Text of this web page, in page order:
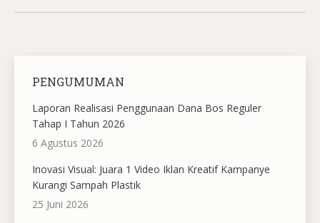
PENGUMUMAN
Laporan Realisasi Penggunaan Dana Bos Reguler
Tahap I Tahun 2026
6 Agustus 2026
Inovasi Visual: Juara 1 Video Iklan Kreatif Kampanye
Kurangi Sampah Plastik
25 Juni 2026